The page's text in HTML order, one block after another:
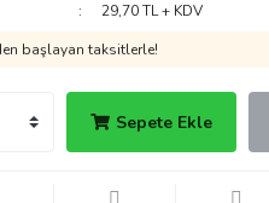
29,70 TL + KDV
başlayan taksitlerle!
Sepete Ekle